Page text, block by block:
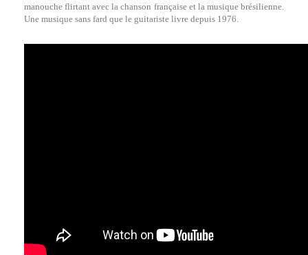
manouche flirtant avec la chanson française et la musique brésilienne.
Une musique sans fard que le guitariste livre depuis 1976.